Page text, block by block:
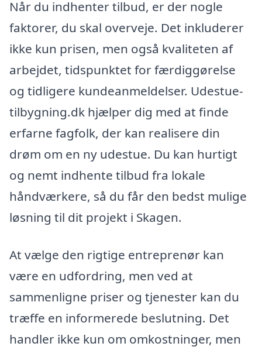
Når du indhenter tilbud, er der nogle
faktorer, du skal overveje. Det inkluderer
ikke kun prisen, men også kvaliteten af
arbejdet, tidspunktet for færdiggørelse
og tidligere kundeanmeldelser. Udestue-
tilbygning.dk hjælper dig med at finde
erfarne fagfolk, der kan realisere din
drøm om en ny udestue. Du kan hurtigt
og nemt indhente tilbud fra lokale
håndværkere, så du får den bedst mulige
løsning til dit projekt i Skagen.
At vælge den rigtige entreprenør kan
være en udfordring, men ved at
sammenligne priser og tjenester kan du
træffe en informerede beslutning. Det
handler ikke kun om omkostninger, men